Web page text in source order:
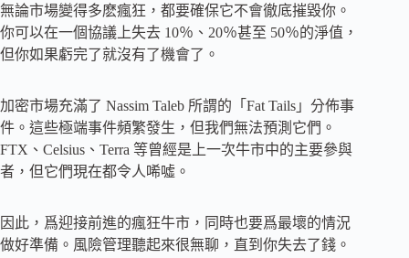
無論市場變得多麽瘋狂，都要確保它不會徹底摧毀你。
你可以在一個協議上失去 10％、20％甚至 50％的淨值，
但你如果虧完了就沒有了機會了。
加密市場充滿了 Nassim Taleb 所謂的「Fat Tails」分佈事
件。這些極端事件頻繁發生，但我們無法預測它們。
FTX、Celsius、Terra 等曾經是上一次牛市中的主要參與
者，但它們現在都令人唏噓。
因此，爲迎接前進的瘋狂牛市，同時也要爲最壞的情況
做好準備。風險管理聽起來很無聊，直到你失去了錢。